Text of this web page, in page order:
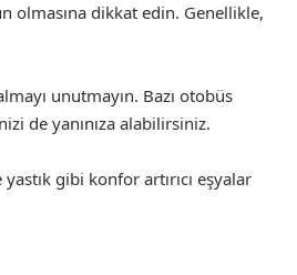
olmasına dikkat edin. Genellikle,
unutmayın. Bazı otobüs
de yanınıza alabilirsiniz.
gibi konfor artırıcı eşyalar